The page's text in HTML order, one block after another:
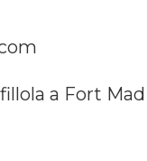
a Fort